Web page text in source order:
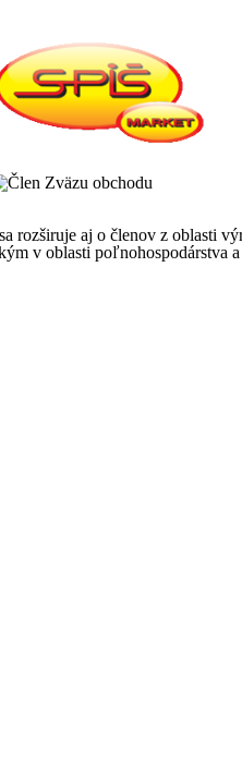
rozširuje aj o členov z oblasti
v oblasti poľnohospodárstva